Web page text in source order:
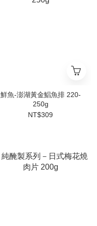
鮮魚-澎湖黃金鯧魚排 220-
250g
NT$309